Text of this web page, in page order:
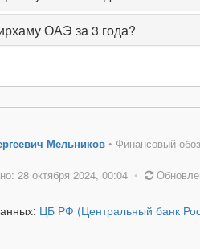
ОАЭ за 3 года?
Мельников• Финансовый
28 октября 2024, 00:04 •
ЦБ РФ (Центральный банк